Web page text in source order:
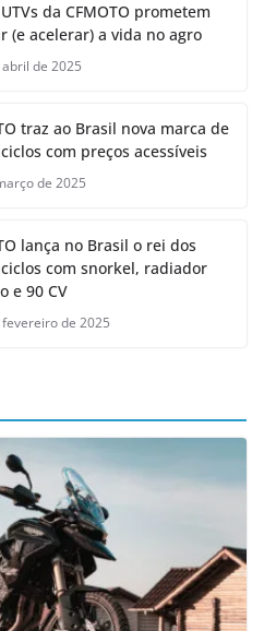
da CFMOTO prometem
(e acelerar) a vida no agro
de 2025
traz ao Brasil nova marca de
com preços acessíveis
de 2025
lança no Brasil o rei dos
com snorkel, radiador
e 90 CV
de 2025